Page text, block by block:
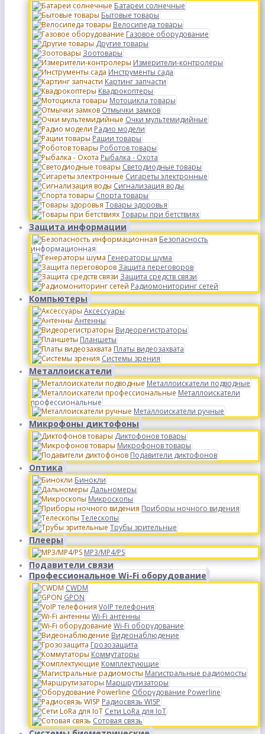
Батареи солнечные
Бытовые товары
Велосипеда товары
Газовое оборудование
Другие товары
Зоотовары
Измерители-контролеры
Инструменты сада
Картинг запчасти
Квадрокоптеры
Мотоцикла товары
Отмычки замков
Очки мультемидийные
Радио модели
Рации товары
Роботов товары
Рыбалка - Охота
Светодиодные товары
Сигареты электронные
Сигнализация воды
Спорта товары
Товары здоровья
Товары при бетствиях
Защита информации
Безопасность
информационная
Генераторы шума
Защита переговоров
Защита средств связи
Радиомониторинг сетей
Компьютеры
Аксессуары
Антенны
Видеорегистраторы
Планшеты
Платы видеозахвата
Системы зрения
Металлоискатели
Металлоискатели подводные
Металлоискатели
профессиональные
Металлоискатели ручные
Микрофоны диктофоны
Диктофонов товары
Микрофонов товары
Подавители диктофонов
Оптика
Бинокли
Дальномеры
Микроскопы
Приборы ночного видения
Телескопы
Трубы зрительные
Плееры
MP3/MP4/PS
Подавители связи
Профессиональное Wi-Fi оборудование
CWDM
GPON
VoIP телефония
Wi-Fi антенны
Wi-Fi оборудование
Видеонаблюдение
Грозозащита
Коммутаторы
Комплектующие
Магистральные радиомосты
Маршрутизаторы
Оборудование Powerline
Радиосвязь WISP
Сети LoRa для IoT
Сотовая связь